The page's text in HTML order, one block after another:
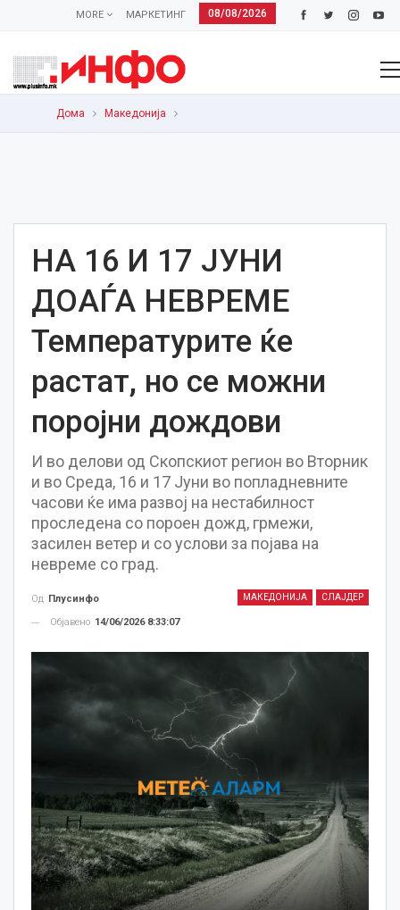
08/08/2026
МАРКЕТИНГ
MORE
Дома Македонија
НА 16 И 17 ЈУНИ
ДОАЃА НЕВРЕМЕ
Температурите ќе
растат, но се можни
поројни дождови
И во делови од Скопскиот регион во Вторник
и во Среда, 16 и 17 Јуни во попладневните
часови ќе има развој на нестабилност
проследена со пороен дожд, грмежи,
засилен ветер и со услови за појава на
невреме со град.
МАКЕДОНИЈА СЛАЈДЕР
Од Плусинфо
Објавено 14/06/2026 8:33:07